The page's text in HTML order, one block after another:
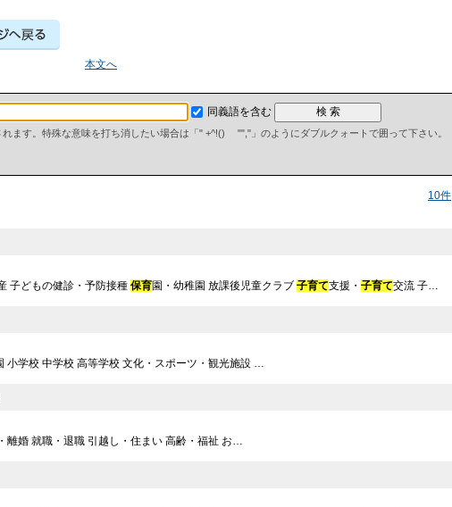
本文へ
同義語を含む
ます。特殊な意味を打ち消したい場合は「" +^!() "","」のようにダブルクォートで囲って下さい。
10件
子どもの健診・予防接種保育園・幼稚園 放課後児童クラブ子育て支援・子育て交流 子…
小学校 中学校 高等学校 文化・スポーツ・観光施設 …
離婚 就職・退職 引越し・住まい 高齢・福祉 お…